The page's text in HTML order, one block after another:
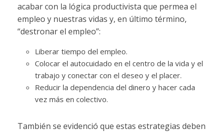
acabar con la lógica productivista que permea el
empleo y nuestras vidas y, en último término,
“destronar el empleo”:
Liberar tiempo del empleo.
Colocar el autocuidado en el centro de la vida y el
trabajo y conectar con el deseo y el placer.
Reducir la dependencia del dinero y hacer cada
vez más en colectivo.
También se evidenció que estas estrategias deben